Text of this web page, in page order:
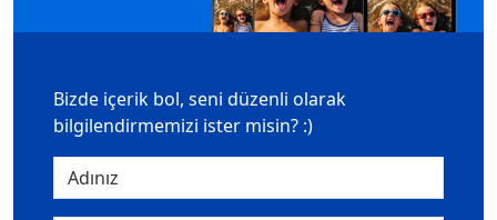
Bizde içerik bol, seni düzenli olarak
bilgilendirmemizi ister misin? :)